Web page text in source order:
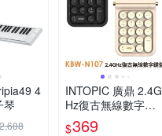
4
琴
INTOPIC 廣鼎 2.4G
Hz復古無線數字鍵
盤(KBW-N107)
$369